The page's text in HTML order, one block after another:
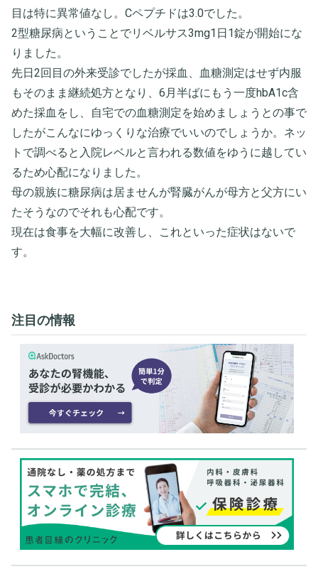
目は特に異常値なし。Cペプチドは3.0でした。
2型糖尿病ということでリベルサス3mg1日1錠が開始にな
りました。
先日2回目の外来受診でしたが採血、血糖測定はせず内服
もそのまま継続処方となり、6月半ばにもう一度hbA1c含
めた採血をし、自宅での血糖測定を始めましょうとの事で
したがこんなにゆっくりな治療でいいのでしょうか。ネッ
トで調べると入院レベルと言われる数値をゆうに越してい
るため心配になりました。
母の親族に糖尿病は居ませんが腎臓がんが母方と父方にい
たそうなのでそれも心配です。
現在は食事を大幅に改善し、これといった症状はないで
す。
注目の情報